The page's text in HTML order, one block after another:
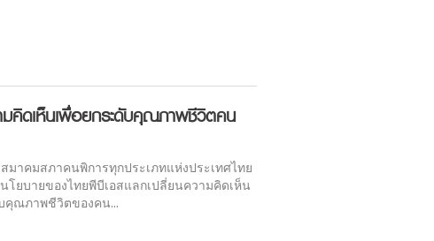
มคิดเห็นเพื่อยกระดับคุณภาพชีวิตคน
มาคมสภาคนพิการทุกประเภทแห่งประเทศไทย
โยบายของไทยพีบีเอสแลกเปลี่ยนความคิดเห็น
คุณภาพชีวิตของคน...